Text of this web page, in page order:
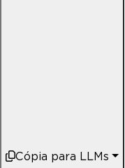
Cópia para LLMs